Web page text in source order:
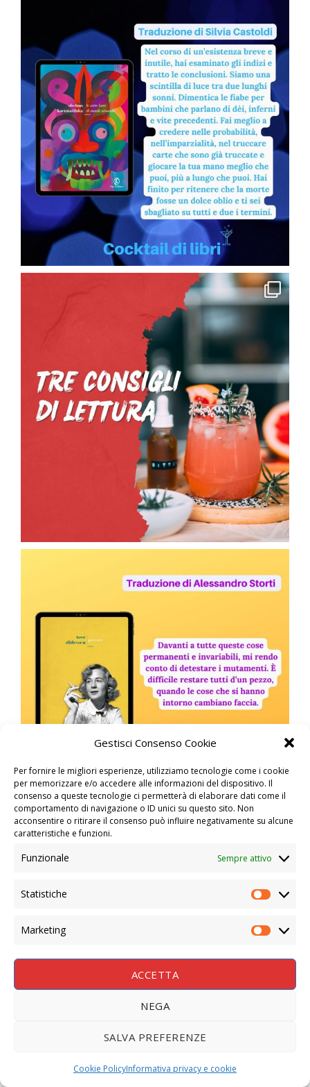
Gestisci Consenso Cookie
Per fornire le migliori esperienze, utilizziamo tecnologie come i cookie
per memorizzare e/o accedere alle informazioni del dispositivo. Il
consenso a queste tecnologie ci permetterà di elaborare dati come il
comportamento di navigazione o ID unici su questo sito. Non
acconsentire o ritirare il consenso può influire negativamente su alcune
caratteristiche e funzioni.
Funzionale Sempre attivo
Statistiche
Marketing
ACCETTA
NEGA
SALVA PREFERENZE
Cookie PolicyInformativa privacy e cookie